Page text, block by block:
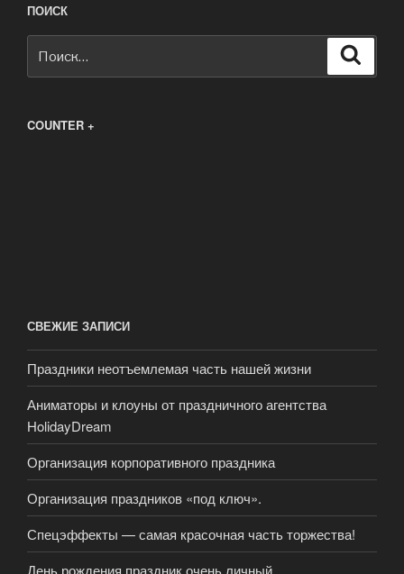
ПОИСК
COUNTER +
СВЕЖИЕ ЗАПИСИ
Праздники неотъемлемая часть нашей жизни
Аниматоры и клоуны от праздничного агентства
HolidayDream
Организация корпоративного праздника
Организация праздников «под ключ».
Спецэффекты — самая красочная часть торжества!
День рождения праздник очень личный